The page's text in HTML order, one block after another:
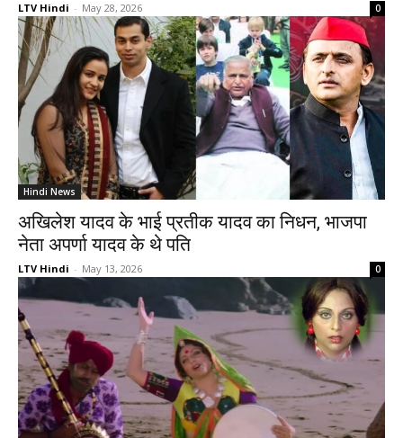
LTV Hindi - May 28, 2026 0
Hindi News
अखिलेश यादव के भाई प्रतीक यादव का निधन, भाजपा
नेता अपर्णा यादव के थे पति
LTV Hindi - May 13, 2026 0